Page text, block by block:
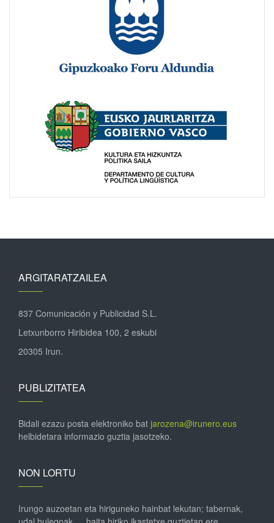
ARGITARATZAILEA
837 Comunicación y Publicidad S.L.
Letxunborro Hiribidea 100, 2 eskubi
20305 Irun.
PUBLIZITATEA
Bidali ezazu posta elektroniko bat jarozena@irunero.eus
helbidetara informazio guztia jasotzeko.
NON LORTU
Irungo auzoetan eta hiriguneko hainbat lekutan; tabernak,